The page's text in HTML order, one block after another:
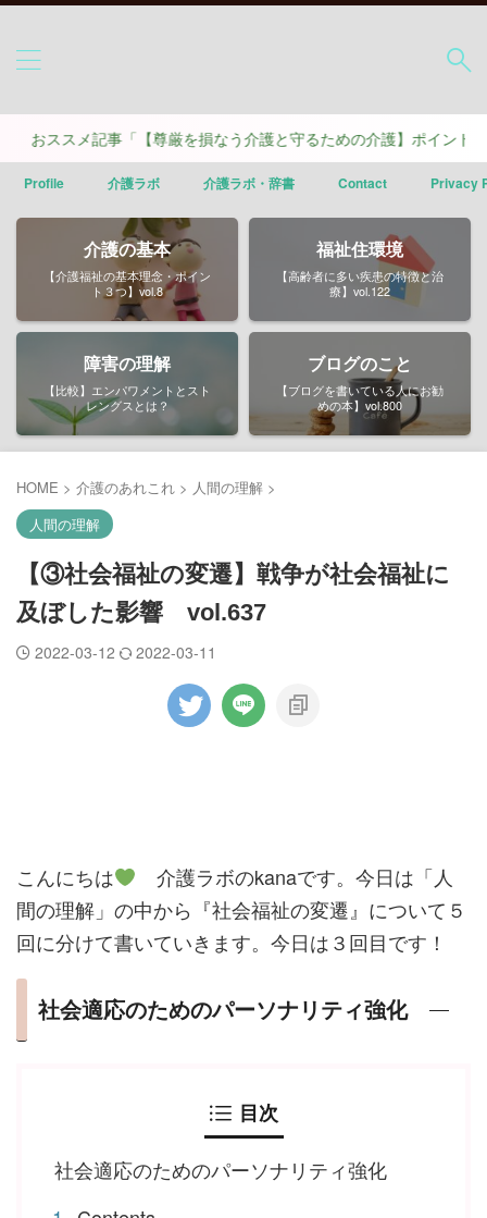
メ記事「【尊厳を損なう介護と守るための介護】ポイントは４つ」
Profile 介護ラボ 介護ラボ・辞書 Contact Privacy
介護の基本
【介護福祉の基本理念・ポイン
ト３つ】vol.8
福祉住環境
【高齢者に多い疾患の特徴と治
療】vol.122
障害の理解
【比較】エンパワメントとスト
レングスとは？
ブログのこと
【ブログを書いている人にお勧
めの本】vol.800
HOME > 介護のあれこれ > 人間の理解 >
人間の理解
【③社会福祉の変遷】戦争が社会福祉に
及ぼした影響 vol.637
2022-03-12 2022-03-11
こんにちは
介護ラボのkanaです。今日は「人
間の理解」の中から『社会福祉の変遷』について５
回に分けて書いていきます。今日は３回目です！
社会適応のためのパーソナリティ強化
目次
社会適応のためのパーソナリティ強化